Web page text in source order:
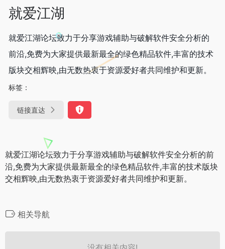
就爱江湖
就爱江湖论坛致力于分享游戏辅助与破解软件安全分析的
前沿,免费为大家提供最新最全的绿色精品软件,丰富的技术
版块交相辉映,由无数热衷于资源爱好者共同维护和更新。
标签：
链接直达
就爱江湖论坛致力于分享游戏辅助与破解软件安全分析的前
沿,免费为大家提供最新最全的绿色精品软件,丰富的技术版块
交相辉映,由无数热衷于资源爱好者共同维护和更新。
相关导航